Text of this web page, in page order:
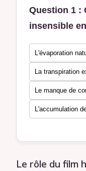
Question 1 :
insensible
L'évaporation
La transpiration
Le manque de
L'accumulation
Le rôle du film